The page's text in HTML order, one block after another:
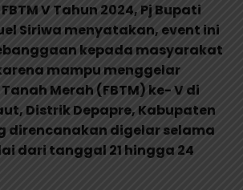
V Tahun 2024, Pj Bupati
Siriwa menyatakan, event ini
kepada masyarakat
mampu menggelar
Merah (FBTM) ke- V di
Distrik Depapre, Kabupaten
direncanakan digelar selama
dari tanggal 21 hingga 24